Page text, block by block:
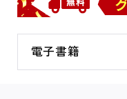
電子書籍